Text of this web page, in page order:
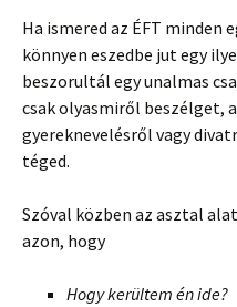
Ha ismered az ÉFT minden
könnyen eszedbe jut egy
beszorultál egy unalmas
csak olyasmiről beszélget,
gyereknevelésről vagy
téged.
Szóval közben az asztal
azon, hogy
Hogy kerültem én ide?